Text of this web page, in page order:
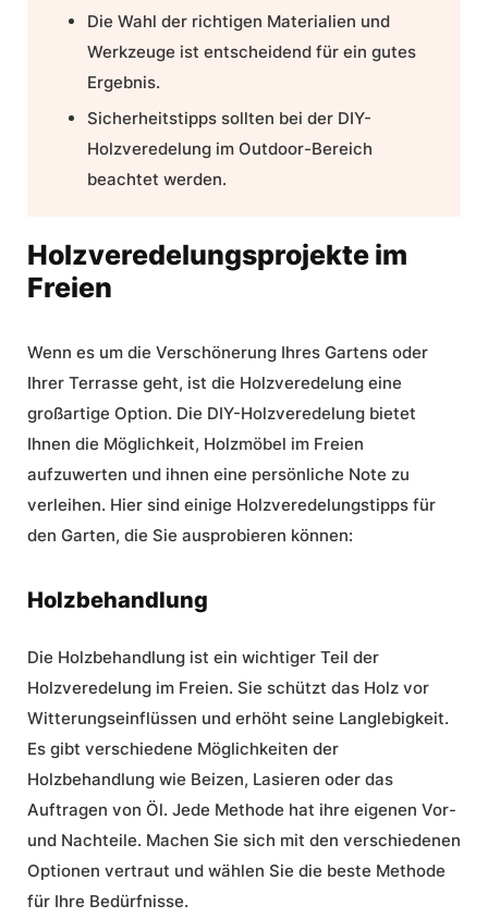
Die Wahl der richtigen Materialien und
Werkzeuge ist entscheidend für ein gutes
Ergebnis.
Sicherheitstipps sollten bei der DIY-
Holzveredelung im Outdoor-Bereich
beachtet werden.
Holzveredelungsprojekte im
Freien
Wenn es um die Verschönerung Ihres Gartens oder
Ihrer Terrasse geht, ist die Holzveredelung eine
großartige Option. Die DIY-Holzveredelung bietet
Ihnen die Möglichkeit, Holzmöbel im Freien
aufzuwerten und ihnen eine persönliche Note zu
verleihen. Hier sind einige Holzveredelungstipps für
den Garten, die Sie ausprobieren können:
Holzbehandlung
Die Holzbehandlung ist ein wichtiger Teil der
Holzveredelung im Freien. Sie schützt das Holz vor
Witterungseinflüssen und erhöht seine Langlebigkeit.
Es gibt verschiedene Möglichkeiten der
Holzbehandlung wie Beizen, Lasieren oder das
Auftragen von Öl. Jede Methode hat ihre eigenen Vor-
und Nachteile. Machen Sie sich mit den verschiedenen
Optionen vertraut und wählen Sie die beste Methode
für Ihre Bedürfnisse.